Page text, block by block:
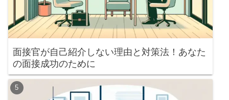
面接官が自己紹介しない理由と対策法！あなた
の面接成功のために